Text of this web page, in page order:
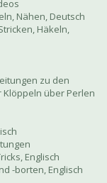
Nähen, Deutsch
Häkeln,
zu den
über Perlen
Englisch
-borten, Englisch